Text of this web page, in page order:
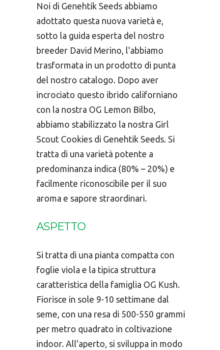
Noi di Genehtik Seeds abbiamo
adottato questa nuova varietà e,
sotto la guida esperta del nostro
breeder David Merino, l'abbiamo
trasformata in un prodotto di punta
del nostro catalogo. Dopo aver
incrociato questo ibrido californiano
con la nostra OG Lemon Bilbo,
abbiamo stabilizzato la nostra Girl
Scout Cookies di Genehtik Seeds. Si
tratta di una varietà potente a
predominanza indica (80% – 20%) e
facilmente riconoscibile per il suo
aroma e sapore straordinari.
ASPETTO
Si tratta di una pianta compatta con
foglie viola e la tipica struttura
caratteristica della famiglia OG Kush.
Fiorisce in sole 9-10 settimane dal
seme, con una resa di 500-550 grammi
per metro quadrato in coltivazione
indoor. All'aperto, si sviluppa in modo